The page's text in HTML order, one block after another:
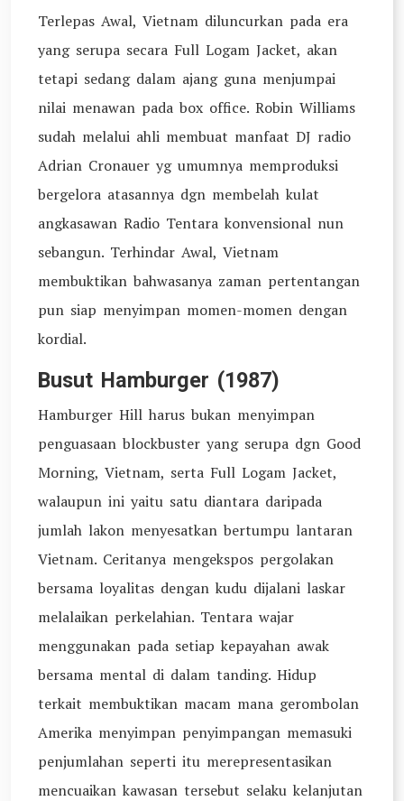
Terlepas Awal, Vietnam diluncurkan pada era
yang serupa secara Full Logam Jacket, akan
tetapi sedang dalam ajang guna menjumpai
nilai menawan pada box office. Robin Williams
sudah melalui ahli membuat manfaat DJ radio
Adrian Cronauer yg umumnya memproduksi
bergelora atasannya dgn membelah kulat
angkasawan Radio Tentara konvensional nun
sebangun. Terhindar Awal, Vietnam
membuktikan bahwasanya zaman pertentangan
pun siap menyimpan momen-momen dengan
kordial.
Busut Hamburger (1987)
Hamburger Hill harus bukan menyimpan
penguasaan blockbuster yang serupa dgn Good
Morning, Vietnam, serta Full Logam Jacket,
walaupun ini yaitu satu diantara daripada
jumlah lakon menyesatkan bertumpu lantaran
Vietnam. Ceritanya mengekspos pergolakan
bersama loyalitas dengan kudu dijalani laskar
melalaikan perkelahian. Tentara wajar
menggunakan pada setiap kepayahan awak
bersama mental di dalam tanding. Hidup
terkait membuktikan macam mana gerombolan
Amerika menyimpan penyimpangan memasuki
penjumlahan seperti itu merepresentasikan
mencuaikan kawasan tersebut selaku kelanjutan